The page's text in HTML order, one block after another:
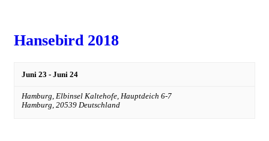
Hansebird 2018
Juni 23 - Juni 24
Hamburg, Elbinsel Kaltehofe, Hauptdeich 6-7
Hamburg 20539 Deutschland